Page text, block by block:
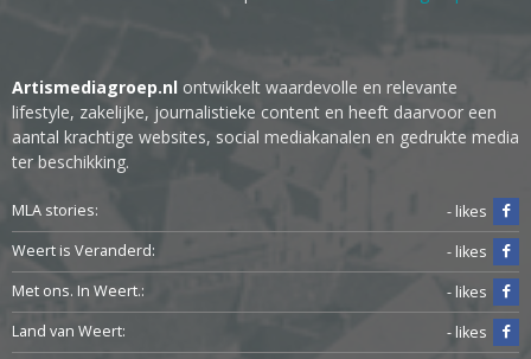
Artismediagroep.nl ontwikkelt waardevolle en relevante
lifestyle, zakelijke, journalistieke content en heeft daarvoor een
aantal krachtige websites, social mediakanalen en gedrukte media
ter beschikking.
MLA stories:
- likes
Weert is Veranderd:
- likes
Met ons. In Weert.:
- likes
Land van Weert:
- likes